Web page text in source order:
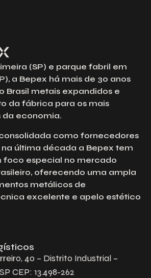
(SP) e parque fabril em
a Bepex há mais de 30 anos
Brasil metais expandidos e
da fábrica para os mais
da economia.
como fornecedores
na última década a Bepex tem
foco especial no mercado
oferecendo uma ampla
metálicos de
excelente e apelo estético
40 – Distrito Industrial –
CEP: 13.498-262
abaixo para solicitar
Nossa equipe está à
esclarecer suas dúvidas e
solicitações com agilidade
e excelência.
projeto e necessidade
avaliar e propor a melhor